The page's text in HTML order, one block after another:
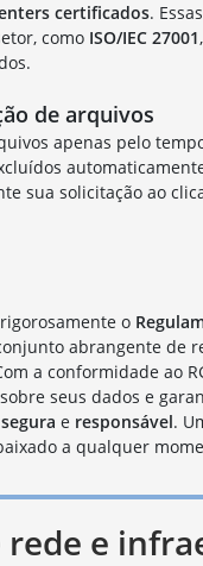
certificados.
como ISO/IEC 27001
de arquivos
apenas pelo
sua solicitação ao
o
abrangente de
a conformidade ao
seus dados e
segura e responsável.
a qualquer
rede e